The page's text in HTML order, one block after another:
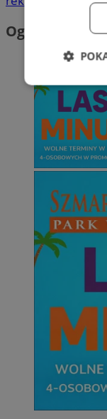
Ogłoszenia
takich
można
Nazwa
SessID